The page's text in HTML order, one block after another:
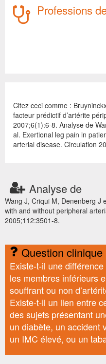
Professions
Citez ceci comme :
facteur prédictif d’artérite
2007;6(1):6-8. Analyse de
al. Exertional leg pain in
arterial disease. Circulation
Analyse de
Wang J, Criqui M, Denenberg J
with and without peripheral
2005;112:3501-8.
Question clinique
Existe-t-il une
les membres inférieurs
souffrant ou non
Existe-t-il un lien entre
des sujets présentant
un diabète, un accident
un IMC élevé, ou un